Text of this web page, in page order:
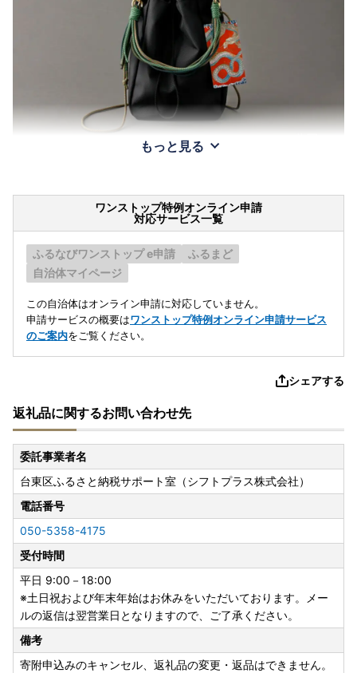
もっと見る
ワンストップ特例オンライン申請
対応サービス一覧
ふるなびワンストップ e申請
ふるまど
自治体マイページ
この自治体はオンライン申請に対応していません。
申請サービスの概要はワンストップ特例オンライン申請サービス
のご案内をご覧ください。
シェアする
返礼品に関するお問い合わせ先
委託事業者名
台東区ふるさと納税サポート室（シフトプラス株式会社）
電話番号
050-5358-4175
受付時間
平日 9:00－18:00
※土日祝および年末年始はお休みをいただいております。メー
ルの返信は翌営業日となりますので、ご了承ください。
備考
寄附申込みのキャンセル、返礼品の変更・返品はできません。